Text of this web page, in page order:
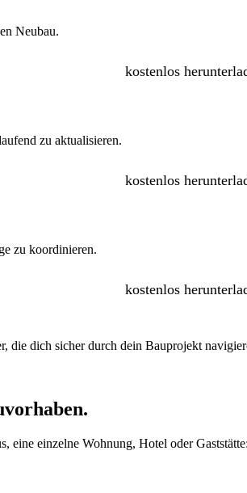
Neubau.
kostenlos
zu aktualisieren.
kostenlos
zu koordinieren.
kostenlos
die dich sicher durch dein Bauprojekt
einzelne Wohnung, Hotel oder